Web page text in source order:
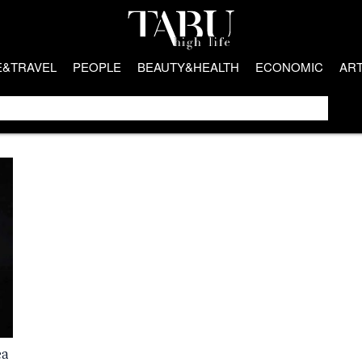
PEOPLE BEAUTY&HEALTH ECONOMIC